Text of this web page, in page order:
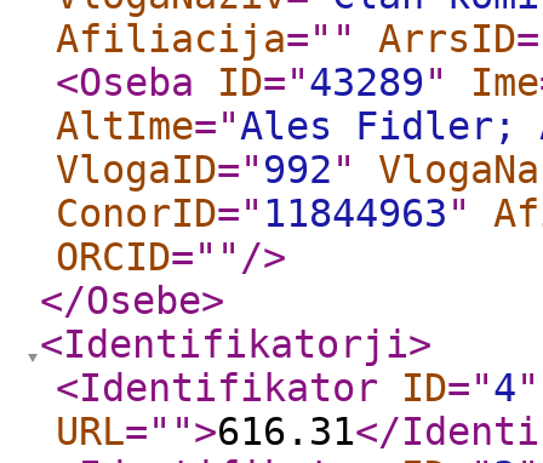
Afiliacija=" " ArrsID
<Oseba
ID="43289" Ime
AltIme="Ales Fidler;
VlogaID="992"
ConorID=" 11844963"
ORCID=" " />
</Osebe>
<Identifikatorji>
<Identifikator
ID="4"
URL=" ">616.31</